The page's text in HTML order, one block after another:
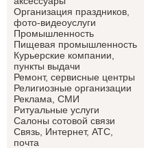
Организация праздников,
фото-видеоуслуги
Промышленность
Пищевая промышленность
Курьерские компании,
пункты выдачи
Ремонт, сервисные центры
Религиозные организации
Реклама, СМИ
Ритуальные услуги
Салоны сотовой связи
Связь, Интернет, АТС,
почта